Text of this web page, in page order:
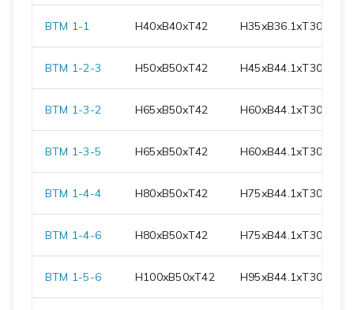
BTM 1-1 H40xB40xT42 H35xB36.1xT30.7
BTM 1-2-3 H50xB50xT42 H45xB44.1xT30.7
BTM 1-3-2 H65xB50xT42 H60xB44.1xT30.7
BTM 1-3-5 H65xB50xT42 H60xB44.1xT30.7
BTM 1-4-4 H80xB50xT42 H75xB44.1xT30.7
BTM 1-4-6 H80xB50xT42 H75xB44.1xT30.7
BTM 1-5-6 H100xB50xT42 H95xB44.1xT30.7